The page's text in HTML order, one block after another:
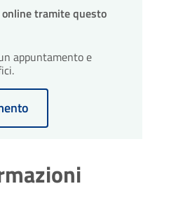
tramite questo
appuntamento e